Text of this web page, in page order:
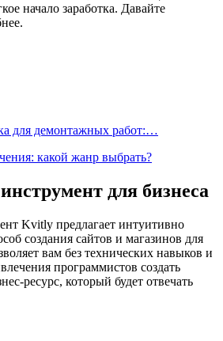
начало заработка. Давайте
для демонтажных работ:…
какой жанр выбрать?
для бизнеса
Kvitly предлагает интуитивно
создания сайтов и магазинов для
вам без технических навыков и
программистов создать
ресурс, который будет отвечать